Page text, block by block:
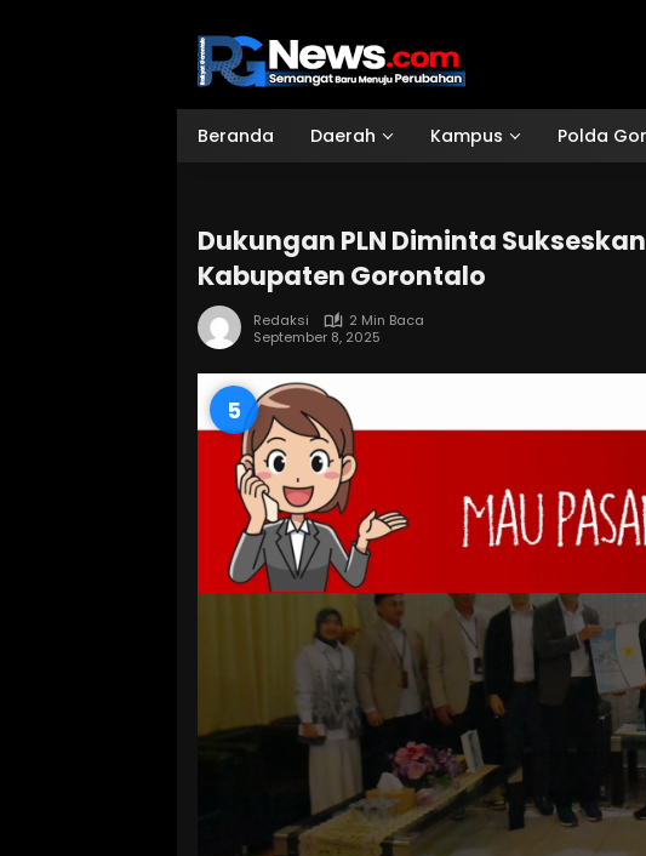
Beranda Daerah Kampus Polda
Dukungan PLN Diminta
Kabupaten Gorontalo
Redaksi
2 Min Baca
September 8, 2025
4